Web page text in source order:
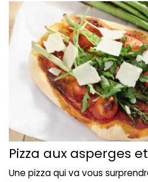
Pizza aux asperges
Une pizza qui va vous